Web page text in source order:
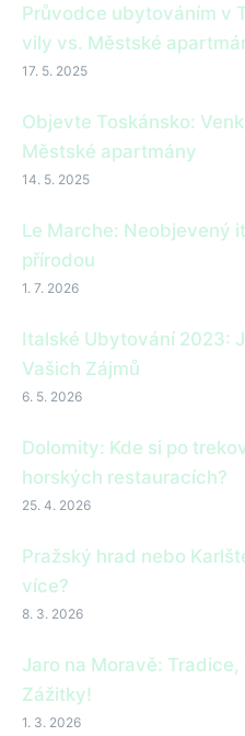
Průvodce ubytováním v
vily vs. Městské
17. 5. 2025
Objevte Toskánsko:
Městské apartmány
14. 5. 2025
Le Marche: Neobjevený
přírodou
1. 7. 2026
Italské Ubytování 2023:
Vašich Zájmů
6. 5. 2026
Dolomity: Kde si po
horských restauracích?
25. 4. 2026
Pražský hrad nebo
více?
8. 3. 2026
Jaro na Moravě:
Zážitky!
1. 3. 2026